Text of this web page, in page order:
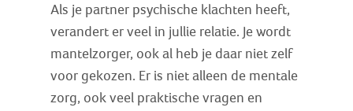
Als je partner psychische klachten heeft,
verandert er veel in jullie relatie. Je wordt
mantelzorger, ook al heb je daar niet zelf
voor gekozen. Er is niet alleen de mentale
zorg, ook veel praktische vragen en